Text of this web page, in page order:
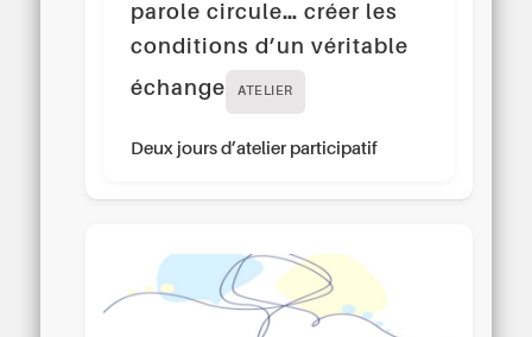
parole circule… créer les
conditions d’un véritable
échange
ATELIER
Deux jours d’atelier participatif